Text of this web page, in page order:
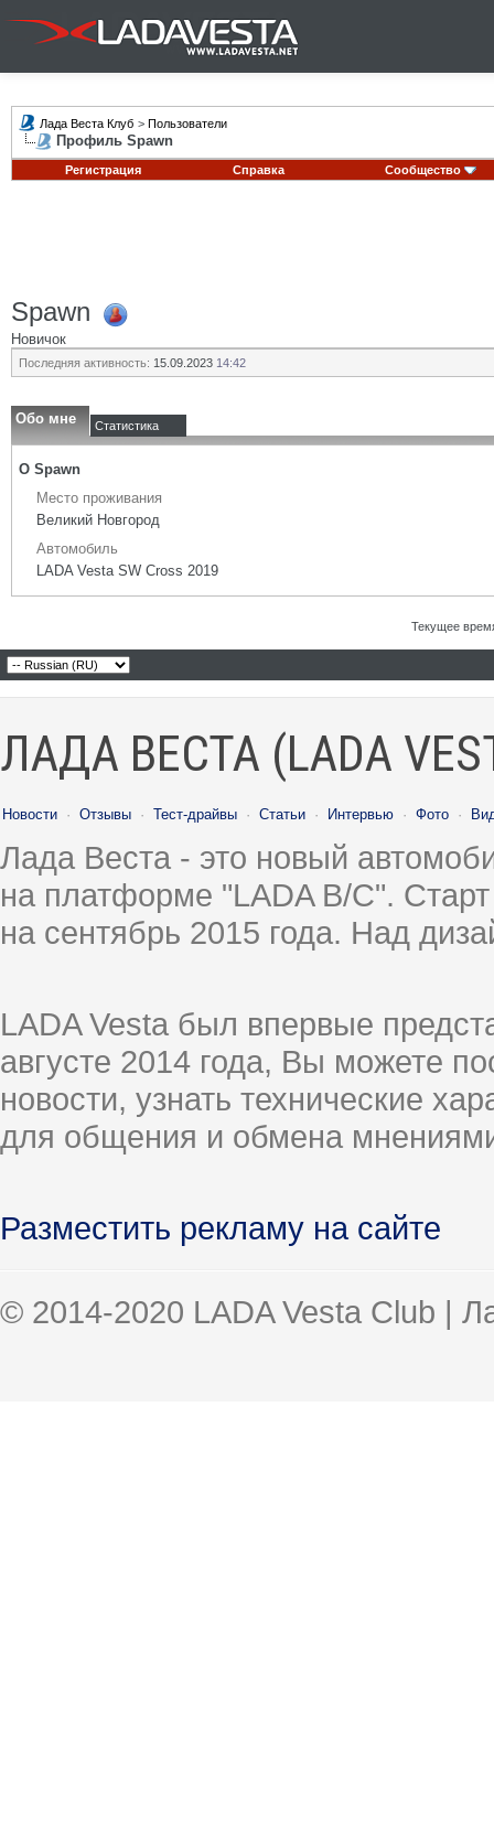
Лада Веста Клуб > Пользователи
Профиль Spawn
Регистрация Справка Сообщество
Spawn
Новичок
Последняя активность: 15.09.2023 14:42
Обо мне Статистика
О Spawn
Место проживания
Великий Новгород
Автомобиль
LADA Vesta SW Cross 2019
Текущее
ЛАДА ВЕСТА (LADA
Новости · Отзывы · Тест-драйвы · Статьи · Интервью · Фото ·
Лада Веста - это новый
на платформе "LADA B/C".
на сентябрь 2015 года. Над
LADA Vesta был впервые
августе 2014 года, Вы можете
новости, узнать технические
для общения и обмена
Разместить рекламу на сайте
© 2014-2020 LADA Vesta Club |